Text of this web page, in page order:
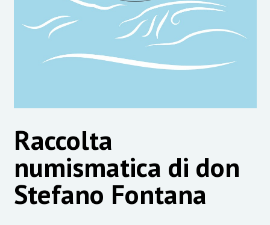
Raccolta
numismatica di don
Stefano Fontana